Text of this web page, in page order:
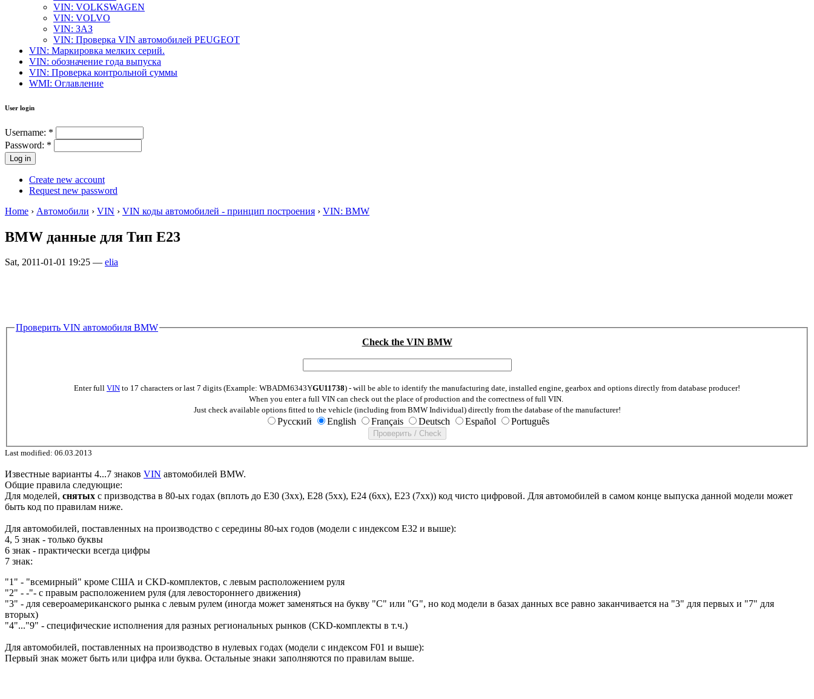
VIN: VOLKSWAGEN
VIN: VOLVO
VIN: ЗАЗ
VIN: Проверка VIN автомобилей PEUGEOT
VIN: Маркировка мелких серий.
VIN: обозначение года выпуска
VIN: Проверка контрольной суммы
WMI: Оглавление
User login
Username: *
Password: *
Create new account
Request new password
Home › Автомобили › VIN › VIN коды автомобилей - принцип построения › VIN: BMW
BMW данные для Тип E23
Sat, 2011-01-01 19:25 — elia
Проверить VIN автомобиля BMW
Check the VIN BMW
Enter full VIN to 17 characters or last 7 digits (Example: WBADM6343YGU11738) - will be able to identify the manufacturing date, installed engine, gearbox and options directly from database producer!
When you enter a full VIN can check out the place of production and the correctness of full VIN.
Just check available options fitted to the vehicle (including from BMW Individual) directly from the database of the manufacturer!
Русский English Français Deutsch Español Português
Last modified: 06.03.2013
Известные варианты 4...7 знаков VIN автомобилей BMW.
Общие правила следующие:
Для моделей, снятых с призводства в 80-ых годах (вплоть до E30 (3xx), E28 (5xx), E24 (6xx), E23 (7xx)) код чисто цифровой. Для автомобилей в самом конце выпуска данной модели может
быть код по правилам ниже.
Для автомобилей, поставленных на производство с середины 80-ых годов (модели с индексом E32 и выше):
4, 5 знак - только буквы
6 знак - практически всегда цифры
7 знак:
"1" - "всемирный" кроме США и CKD-комплектов, с левым расположением руля
"2" - -"- с правым расположением руля (для левостороннего движения)
"3" - для североамериканского рынка с левым рулем (иногда может заменяться на букву "C" или "G", но код модели в базах данных все равно заканчивается на "3" для первых и "7" для
вторых)
"4"..."9" - специфические исполнения для разных региональных рынков (CKD-комплекты в т.ч.)
Для автомобилей, поставленных на производство в нулевых годах (модели с индексом F01 и выше):
Первый знак может быть или цифра или буква. Остальные знаки заполняются по правилам выше.